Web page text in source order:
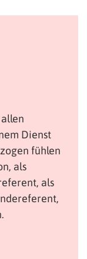
Dienst
fühlen
als
als